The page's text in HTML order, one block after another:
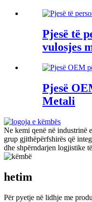
Pjesë të
vulosjes
Pjesë
Metali
Ne kemi qenë në industrinë
grup gjithëpërfshirës që
dhe shpërndarjen logjistike
hetim
Për pyetje në lidhje me